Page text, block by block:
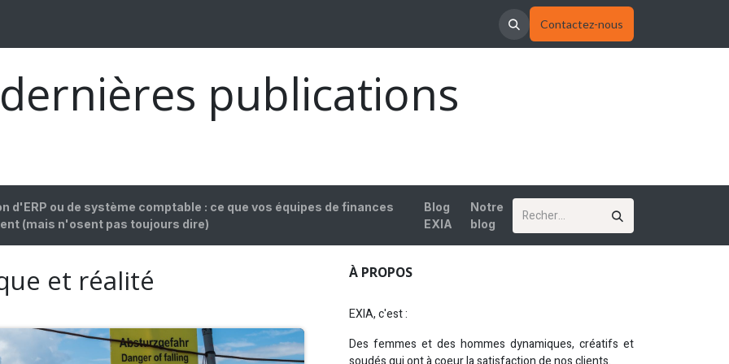
Contactez-nous
publications
d'ERP ou de système comptable : ce que vos équipes de finances
(mais n'osent pas toujours dire)
Blog
EXIA
Notre
blog
et réalité À PROPOS
EXIA, c'est :
Des femmes et des hommes dynamiques, créatifs et